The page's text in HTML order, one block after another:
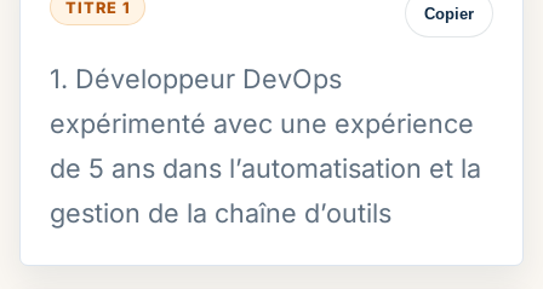
TITRE 1 Copier
1. Développeur DevOps
expérimenté avec une expérience
de 5 ans dans l’automatisation et la
gestion de la chaîne d’outils